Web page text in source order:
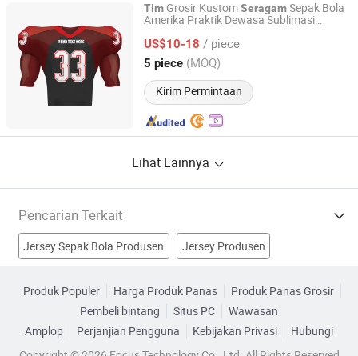
Tim Grosir KustomSeragamSepak Bola
Amerika Praktik Dewasa Sublimasi
US$10-18 / piece
5 piece (MOQ)
Kirim Permintaan
Goldleaf (Shenzhen) Sports Co., Ltd.
Guangdong, China Harga mulai 2019
Lihat Lainnya
Pencarian Terkait
Jersey Sepak Bola Produsen Jersey Produsen
seragam tim bola basket Pabrik
Produk Populer Harga Produk Panas
Produk Panas Grosir
Pembeli bintang
Situs PC
Wawasan
Amplop
Perjanjian Pengguna Kebijakan Privasi
Hubungi